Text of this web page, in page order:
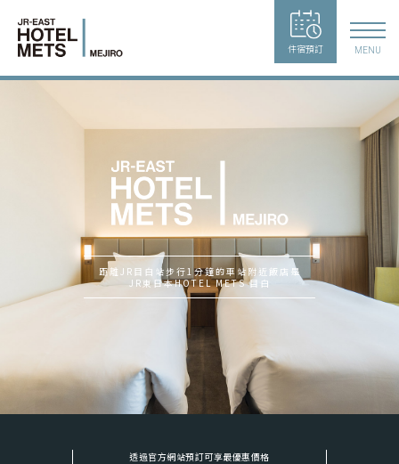
住宿預訂 MENU
距離JR目白站步行1分鐘的車站附近飯店是
JR東日本HOTEL METS 目白
透過官方網站預訂可享最優惠價格